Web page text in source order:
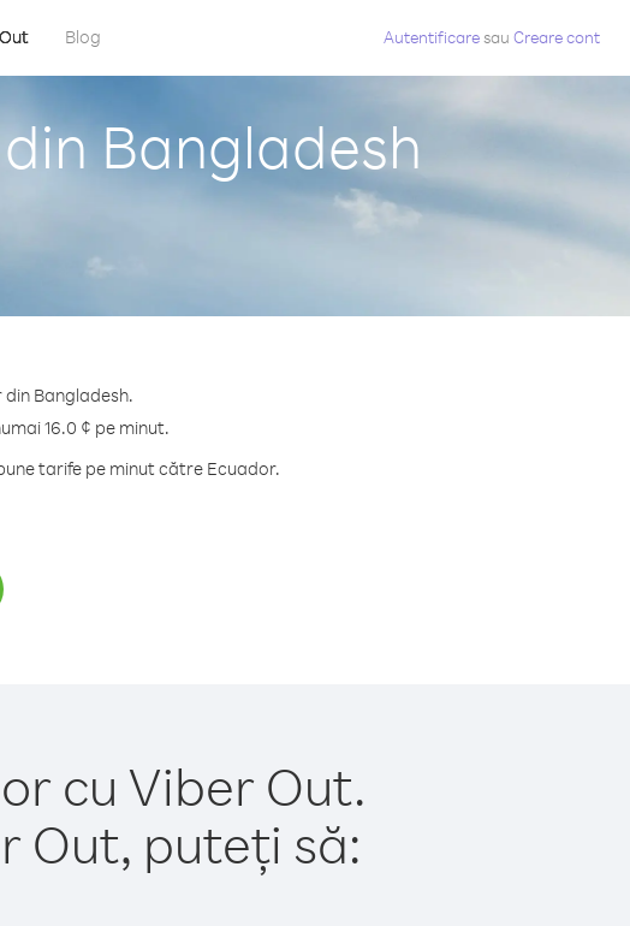
Blog Autentificaresau Creare cont
Bangladesh
Bangladesh.
16.0 ¢ pe minut.
tarife pe minut către Ecuador.
cu Viber Out.
Out, puteți să: